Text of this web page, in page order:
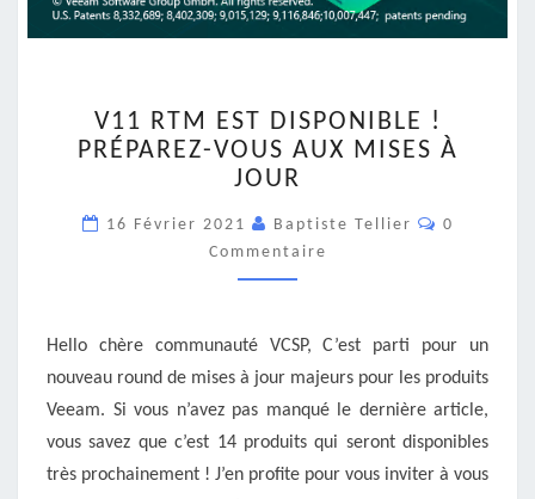
RTM
EST
DISPONIBLE
PRÉPAREZ-
VOUS
AUX
JOUR
V11 RTM EST DISPONIBLE !
PRÉPAREZ-VOUS AUX MISES À
JOUR
16 Février 2021 Baptiste Tellier
0
Commentaire
Hello chère communauté VCSP, C’est parti pour un
nouveau round de mises à jour majeurs pour les produits
Veeam. Si vous n’avez pas manqué le dernière article,
vous savez que c’est 14 produits qui seront disponibles
très prochainement ! J’en profite pour vous inviter à vous